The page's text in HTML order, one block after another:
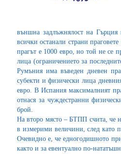
външна задлъжнялост на Гърция
всички останали страни
прагът е 1000 евро, но той не се
лица (ограничението за
Румъния има въведен дневен
субекти и физически лица
евро. В Испания максималният
отнася за чуждестранни
брой.
На второ място – БТПП счита, че
в измерими величини, след като
Очевидно е, че едногодишното
както и за евентуално по-